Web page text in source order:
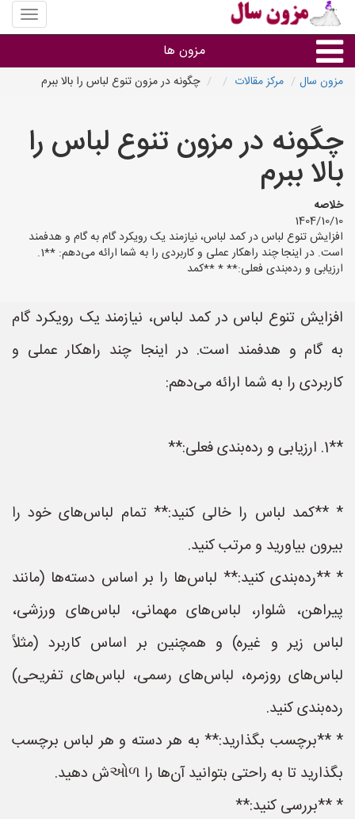
منوی
سایت
سال
مزون ها
استان ها
مزون سال مرکز مقالات چگونه در مزون تنوع لباس را بالا ببرم
چگونه در مزون تنوع لباس را
بالا ببرم
خلاصه
1404/10/10
افزایش تنوع لباس در کمد لباس، نیازمند یک رویکرد گام به گام و هدفمند
است. در اینجا چند راهکار عملی و کاربردی را به شما ارائه می‌دهم: **1.
ارزیابی و رده‌بندی فعلی:** * **کمد
افزایش تنوع لباس در کمد لباس، نیازمند یک رویکرد گام
به گام و هدفمند است. در اینجا چند راهکار عملی و
کاربردی را به شما ارائه می‌دهم:
**1. ارزیابی و رده‌بندی فعلی:**
* **کمد لباس را خالی کنید:** تمام لباس‌های خود را
بیرون بیاورید و مرتب کنید.
* **رده‌بندی کنید:** لباس‌ها را بر اساس دسته‌ها (مانند
پیراهن، شلوار، لباس‌های مهمانی، لباس‌های ورزشی،
لباس زیر و غیره) و همچنین بر اساس کاربرد (مثلاً
لباس‌های روزمره، لباس‌های رسمی، لباس‌های تفریحی)
رده‌بندی کنید.
* **برچسب بگذارید:** به هر دسته و هر لباس برچسب
بگذارید تا به راحتی بتوانید آن‌ها را ઓળش دهید.
* **بررسی کنید:**